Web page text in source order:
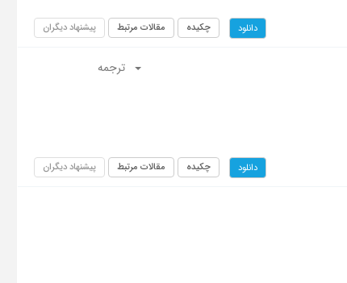
دانلود چکیده مقالات مرتبط پیشنهاد دیگران
ترجمه
دانلود چکیده مقالات مرتبط پیشنهاد دیگران